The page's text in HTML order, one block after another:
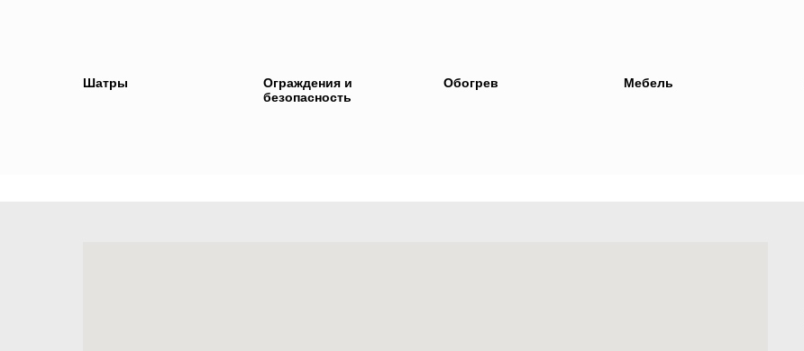
Шатры
Ограждения и
безопасность
Обогрев Мебель